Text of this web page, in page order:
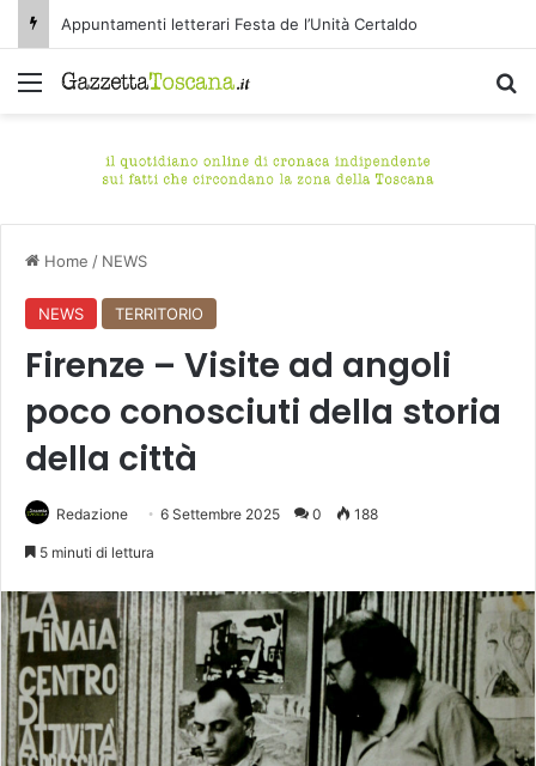
Appuntamenti letterari Festa de l’Unità Certaldo
Menu
Home / NEWS
NEWS TERRITORIO
Firenze – Visite ad angoli
poco conosciuti della storia
della città
Redazione 6 Settembre 2025 0 188
5 minuti di lettura